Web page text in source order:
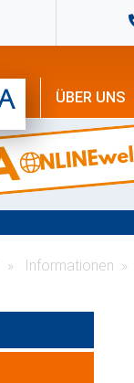
ÜBER UNS
Informationen